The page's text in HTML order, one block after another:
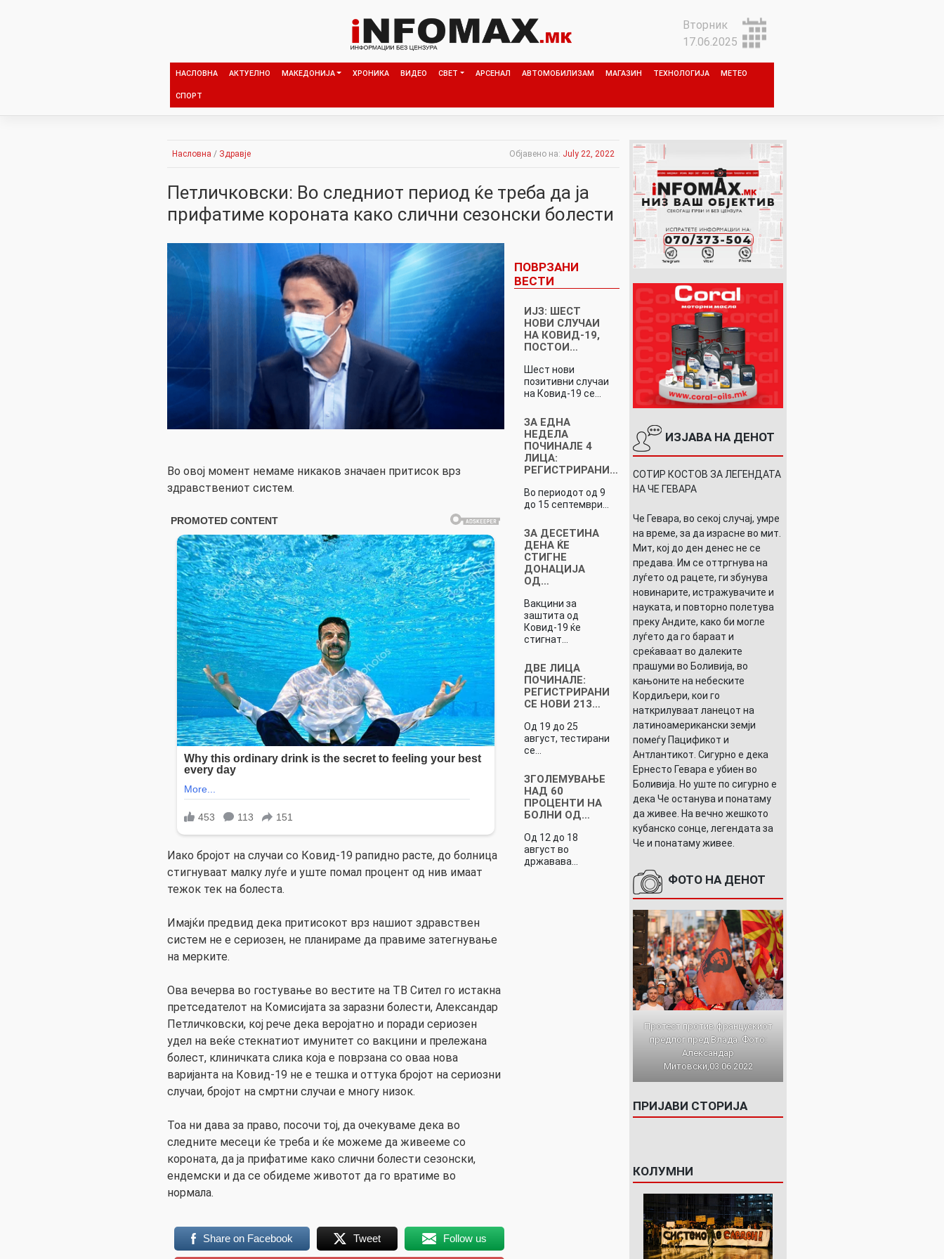
Вторник
17.06.2025
НАСЛОВНА АКТУЕЛНО МАКЕДОНИЈА ХРОНИКА ВИДЕО СВЕТ АРСЕНАЛ АВТОМОБИЛИЗАМ МАГАЗИН ТЕХНОЛОГИЈА МЕТЕО
СПОРТ
Насловна / Здравје Објавено на: July 22, 2022
Петличковски: Во следниот период ќе треба да ја
прифатиме короната како слични сезонски болести
Во овој момент немаме никаков значаен притисок врз
здравствениот систем.
Иако бројот на случаи со Ковид-19 рапидно расте, до болница
стигнуваат малку луѓе и уште помал процент од нив имаат
тежок тек на болеста.
Имајќи предвид дека притисокот врз нашиот здравствен
систем не е сериозен, не планираме да правиме затегнување
на мерките.
Ова вечерва во гостување во вестите на ТВ Сител го истакна
претседателот на Комисијата за заразни болести, Александар
Петличковски, кој рече дека веројатно и поради сериозен
удел на веќе стекнатиот имунитет со вакцини и прележана
болест, клиничката слика која е поврзана со оваа нова
варијанта на Ковид-19 не е тешка и оттука бројот на сериозни
случаи, бројот на смртни случаи е многу низок.
Тоа ни дава за право, посочи тој, да очекуваме дека во
следните месеци ќе треба и ќе можеме да живееме со
короната, да ја прифатиме како слични болести сезонски,
ендемски и да се обидеме животот да го вратиме во
нормала.
Share on Facebook Tweet Follow us
ПОВРЗАНИ
ВЕСТИ
ИЈЗ: ШЕСТ
НОВИ СЛУЧАИ
НА КОВИД-19,
ПОСТОИ…
Шест нови
позитивни случаи
на Ковид-19 се…
ЗА ЕДНА
НЕДЕЛА
ПОЧИНАЛЕ 4
ЛИЦА:
РЕГИСТРИРАНИ…
Во периодот од 9
до 15 септември…
ЗА ДЕСЕТИНА
ДЕНА ЌЕ
СТИГНЕ
ДОНАЦИЈА
ОД…
Вакцини за
заштита од
Ковид-19 ќе
стигнат…
ДВЕ ЛИЦА
ПОЧИНАЛЕ:
РЕГИСТРИРАНИ
СЕ НОВИ 213…
Од 19 до 25
август, тестирани
се…
ЗГОЛЕМУВАЊЕ
НАД 60
ПРОЦЕНТИ НА
БОЛНИ ОД…
Од 12 до 18
август во
државава…
ИЗЈАВА НА ДЕНОТ
СОТИР КОСТОВ ЗА ЛЕГЕНДАТА
НА ЧЕ ГЕВАРА
Че Гевара, во секој случај, умре
на време, за да израсне во мит.
Мит, кој до ден денес не се
предава. Им се оттргнува на
луѓето од рацете, ги збунува
новинарите, истражувачите и
науката, и повторно полетува
преку Андите, како би могле
луѓето да го бараат и
среќаваат во далеките
прашуми во Боливија, во
кањоните на небеските
Кордиљери, кои го
наткрилуваат ланецот на
латиноамерикански земји
помеѓу Пацификот и
Антлантикот. Сигурно е дека
Ернесто Гевара е убиен во
Боливија. Но уште по сигурно е
дека Че останува и понатаму
да живее. На вечно жешкото
кубанско сонце, легендата за
Че и понатаму живее.
ФОТО НА ДЕНОТ
Протест против францускиот
предлог пред Влада. Фото:
Александар
Митовски,03.06.2022
ПРИЈАВИ СТОРИЈА
КОЛУМНИ